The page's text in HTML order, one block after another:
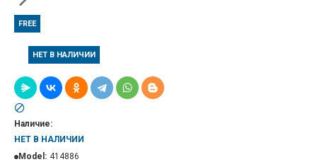
FREE
НЕТ В НАЛИЧИИ
Наличие:
НЕТ В НАЛИЧИИ
Model: 414886